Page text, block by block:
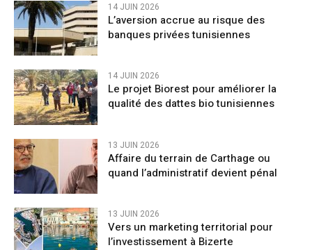
14 JUIN 2026
L’aversion accrue au risque des
banques privées tunisiennes
14 JUIN 2026
Le projet Biorest pour améliorer la
qualité des dattes bio tunisiennes
13 JUIN 2026
Affaire du terrain de Carthage ou
quand l’administratif devient pénal
13 JUIN 2026
Vers un marketing territorial pour
l’investissement à Bizerte